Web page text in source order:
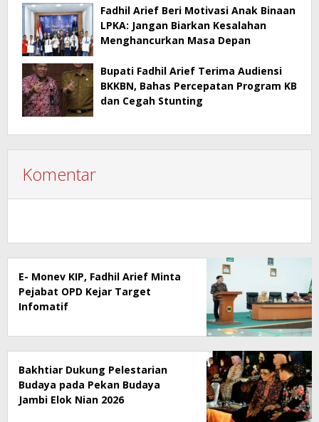
Fadhil Arief Beri Motivasi Anak Binaan
LPKA: Jangan Biarkan Kesalahan
Menghancurkan Masa Depan
Bupati Fadhil Arief Terima Audiensi
BKKBN, Bahas Percepatan Program KB
dan Cegah Stunting
Komentar
E- Monev KIP, Fadhil Arief Minta
Pejabat OPD Kejar Target
Infomatif
Bakhtiar Dukung Pelestarian
Budaya pada Pekan Budaya
Jambi Elok Nian 2026